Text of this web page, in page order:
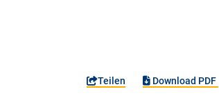
Teilen Download PDF